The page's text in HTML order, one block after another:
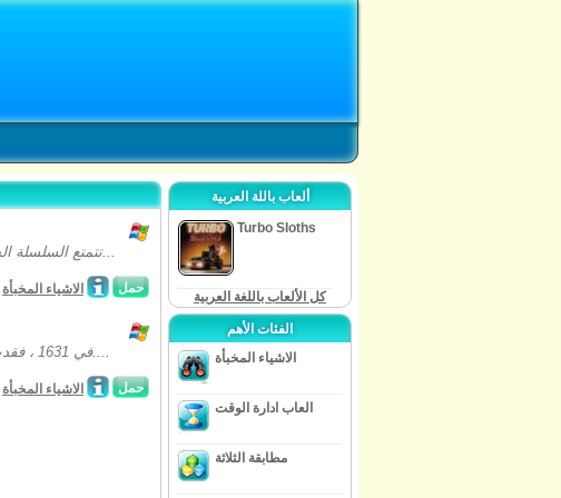
تتمتع السلسلة الجديدة من المغازلة لعبة عجائب الدنيا السبع ، حيث ستتمكن من الغوص...
حمل الاشياء المخبأة
في 1631 ، فقدت الهند أكبر الامبراطور الامير خرام ، قال ان الاميرة ممتاز ، حب حياته....
حمل الاشياء المخبأة
ألعاب باللة العربية
Turbo Sloths
كل الألعاب باللغة العربية
الفئات الأهم
الاشياء المخبأة
العاب ادارة الوقت
مطابقة الثلاثة